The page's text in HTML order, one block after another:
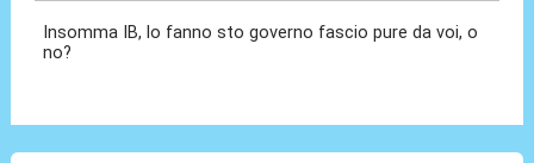
Insomma IB, lo fanno sto governo fascio pure da voi, o
no?